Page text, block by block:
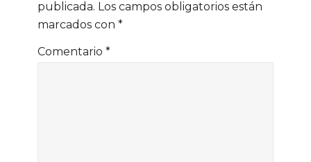
publicada. Los campos obligatorios están
marcados con *
Comentario *